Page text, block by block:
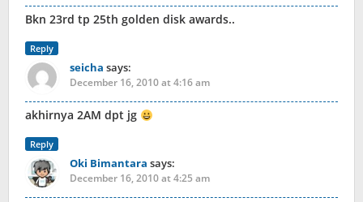
Bkn 23rd tp 25th golden disk awards..
Reply
seicha says:
December 16, 2010 at 4:16 am
akhirnya 2AM dpt jg
Reply
Oki Bimantara says:
December 16, 2010 at 4:25 am